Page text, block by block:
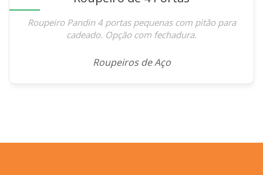
Roupeiro Pandin 4 portas pequenas com pitão para
cadeado. Opção com fechadura.
Roupeiros de Aço